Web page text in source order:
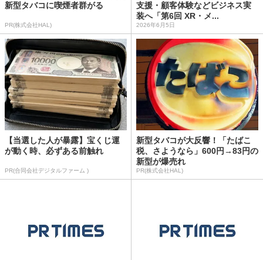
新型タバコに喫煙者群がる
PR(株式会社HAL)
支援・顧客体験などビジネス実
装へ「第6回 XR・メ...
2026年6月5日
【当選した人が暴露】宝くじ運
が動く時、必ずある前触れ
PR(合同会社デジタルファーム )
新型タバコが大反響！「たばこ
税、さようなら」600円→83円の
新型が爆売れ
PR(株式会社HAL)